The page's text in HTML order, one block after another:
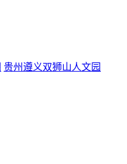
贵州遵义双狮山人文园